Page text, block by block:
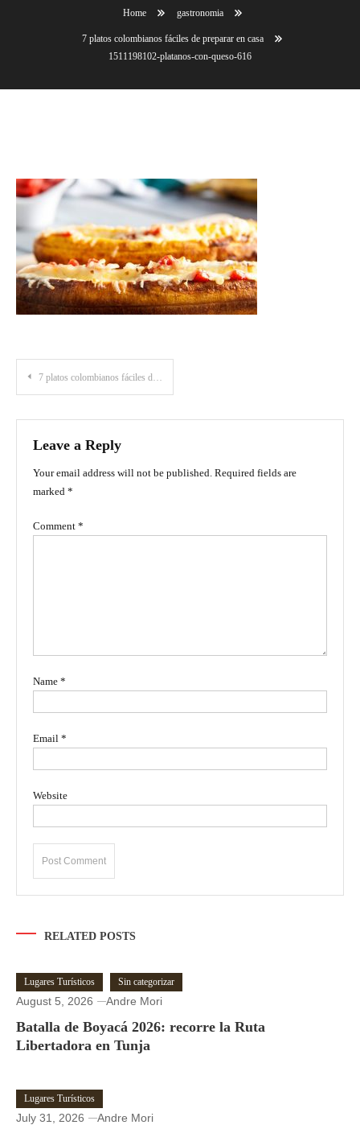
Home gastronomia
7 platos colombianos fáciles de preparar en casa
1511198102-platanos-con-queso-616
Post
navigation
7 platos colombianos fáciles de preparar en casa
Leave a Reply
Your email address will not be published. Required fields are
marked *
Comment *
Name *
Email *
Website
RELATED POSTS
Lugares Turísticos Sin categorizar
August 5, 2026 Andre Mori
Batalla de Boyacá 2026: recorre la Ruta
Libertadora en Tunja
Lugares Turísticos
July 31, 2026 Andre Mori